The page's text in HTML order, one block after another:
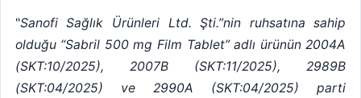
"Sanofi Sağlık Ürünleri Ltd. Şti.”nin ruhsatına sahip
olduğu “Sabril 500 mg Film Tablet” adlı ürünün 2004A
(SKT:10/2025), 2007B (SKT:11/2025), 2989B
(SKT:04/2025) ve 2990A (SKT:04/2025) parti